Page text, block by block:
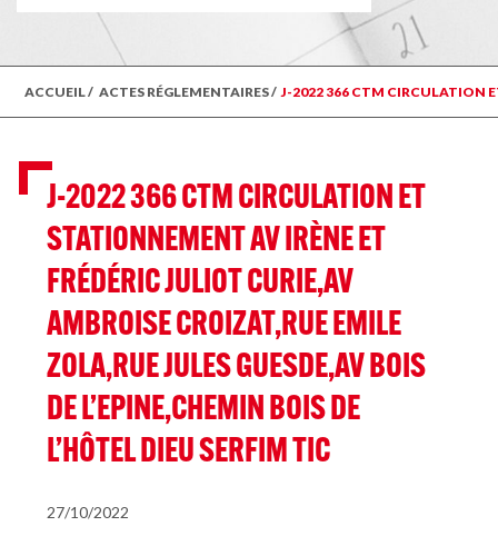
ACCUEIL/ ACTES RÉGLEMENTAIRES/ J-2022 366 CTM CIRCULATION
J-2022 366 CTM CIRCULATION ET
STATIONNEMENT AV IRÈNE ET
FRÉDÉRIC JULIOT CURIE,AV
AMBROISE CROIZAT,RUE EMILE
ZOLA,RUE JULES GUESDE,AV BOIS
DE L’EPINE,CHEMIN BOIS DE
L’HÔTEL DIEU SERFIM TIC
27/10/2022